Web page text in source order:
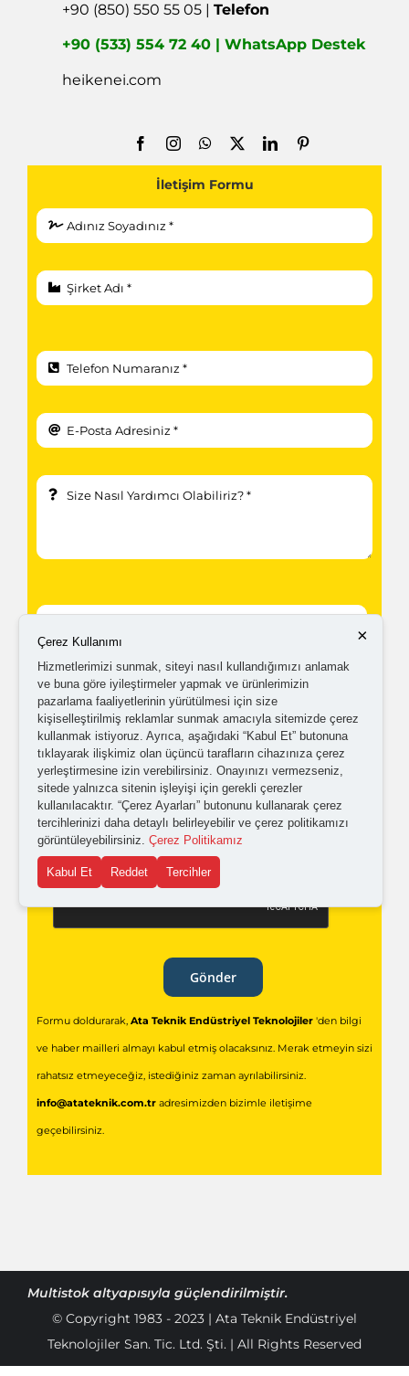
+90 (850) 550 55 05 |Telefon
+90 (533) 554 72 40 | WhatsApp Destek
heikenei.com
İletişim Formu
Kampanyalardan ve güncellemelerden haberdar
olabilmem için tarafımaticari elektronik ileti
gönderilmesini kabul ediyorum.
Kişisel verilerimin işlenmesine yönelik aydınlatma ve
açık rıza metni'ni okudum,onaylıyorum.
Gönder
Formu doldurarak, Ata Teknik Endüstriyel Teknolojiler'den bilgi
ve haber mailleri almayı kabul etmiş olacaksınız. Merak etmeyin sizi
rahatsız etmeyeceğiz, istediğiniz zaman ayrılabilirsiniz.
info@atateknik.com.tradresimizden bizimle iletişime
geçebilirsiniz.
Multistok altyapısıyla güçlendirilmiştir.
© Copyright 1983 - 2023 | Ata Teknik Endüstriyel
Teknolojiler San. Tic. Ltd. Şti. | All Rights Reserved
×
Çerez Kullanımı
Hizmetlerimizi sunmak, siteyi nasıl kullandığımızı anlamak
ve buna göre iyileştirmeler yapmak ve ürünlerimizin
pazarlama faaliyetlerinin yürütülmesi için size
kişiselleştirilmiş reklamlar sunmak amacıyla sitemizde çerez
kullanmak istiyoruz. Ayrıca, aşağıdaki “Kabul Et” butonuna
tıklayarak ilişkimiz olan üçüncü tarafların cihazınıza çerez
yerleştirmesine izin verebilirsiniz. Onayınızı vermezseniz,
sitede yalnızca sitenin işleyişi için gerekli çerezler
kullanılacaktır. “Çerez Ayarları” butonunu kullanarak çerez
tercihlerinizi daha detaylı belirleyebilir ve çerez politikamızı
görüntüleyebilirsiniz. Çerez Politikamız
Kabul Et Reddet Tercihler